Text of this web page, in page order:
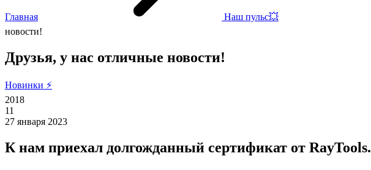
Главная Наш пульс💥
новости!
Друзья, у нас отличные новости!
Новинки ⚡
2018
11
27 января 2023
К нам приехал долгожданный сертификат от RayTools.